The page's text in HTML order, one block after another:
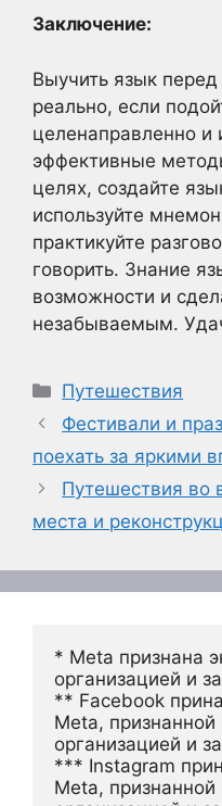
Заключение:
Выучить язык перед
реально, если
целенаправленно и
эффективные
целях, создайте
используйте
практикуйте
говорить. Знание
возможности и
незабываемым.
Рубрики
Путешествия
Фестивали и
поехать за яркими
Путешествия во
места и
* Meta признана
организацией и
** Facebook
Meta, признанной
организацией и
*** Instagram
Meta, признанной